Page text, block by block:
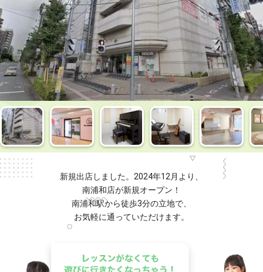
新規出店しました。2024年12月より、
南浦和店が新規オープン！
南浦和駅から徒歩3分の立地で、
お気軽に通っていただけます。